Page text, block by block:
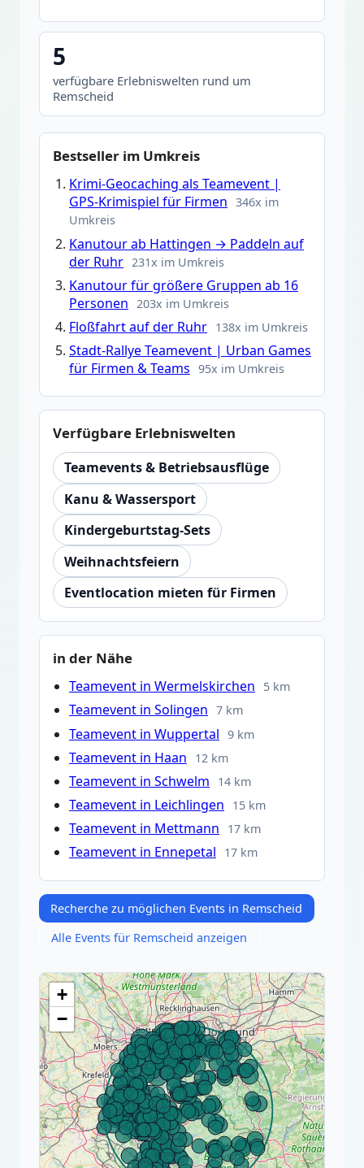
5
verfügbare Erlebniswelten rund um
Remscheid
Bestseller im Umkreis
Krimi-Geocaching als Teamevent |
GPS-Krimispiel für Firmen 346x im
Umkreis
Kanutour ab Hattingen → Paddeln auf
der Ruhr 231x im Umkreis
Kanutour für größere Gruppen ab 16
Personen
203x im Umkreis
Floßfahrt auf der Ruhr 138x im Umkreis
Stadt-Rallye Teamevent | Urban Games
für Firmen & Teams 95x im Umkreis
Verfügbare Erlebniswelten
Teamevents & Betriebsausflüge
Kanu & Wassersport
Kindergeburtstag-Sets
Weihnachtsfeiern
Eventlocation mieten für Firmen
in der Nähe
Teamevent in Wermelskirchen 5 km
Teamevent in Solingen 7 km
Teamevent in Wuppertal 9 km
Teamevent in Haan 12 km
Teamevent in Schwelm 14 km
Teamevent in Leichlingen 15 km
Teamevent in Mettmann 17 km
Teamevent in Ennepetal 17 km
Recherche zu möglichen Events in Remscheid
Alle Events für Remscheid anzeigen
+
−